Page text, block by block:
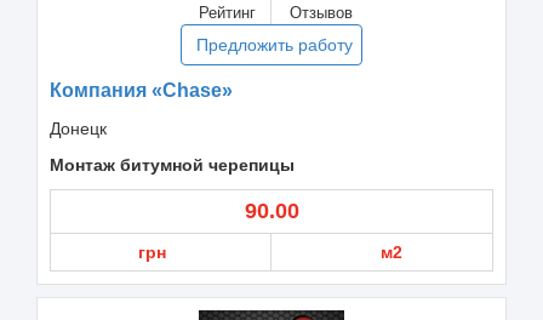
Рейтинг Отзывов
Предложить работу
Компания «Chase»
Донецк
Монтаж битумной черепицы
90.00
грн м2